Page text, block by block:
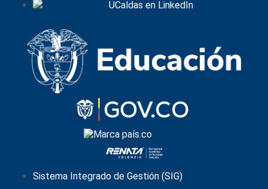
Sistema Integrado de Gestión (SIG)